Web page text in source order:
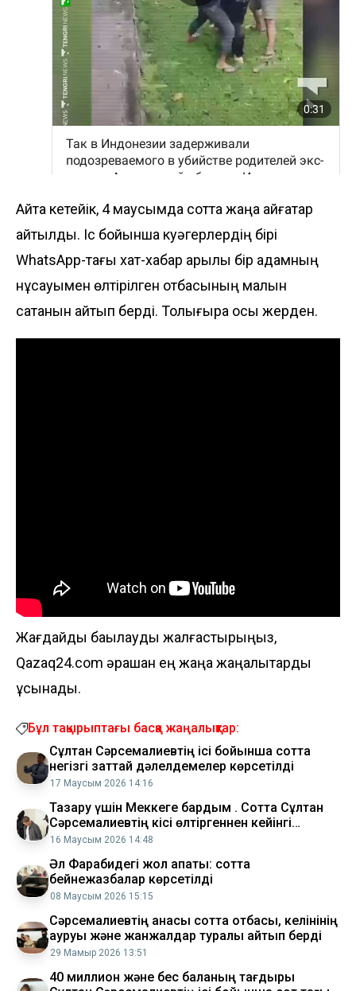
Айта кетейік, 4 маусымда сотта жаңа айғақтар
айтылды. Іс бойынша куәгерлердің бірі
WhatsApp-тағы хат-хабар арқылы бір адамның
нұсқауымен өлтірілген отбасының малын
сатқанын айтып берді. Толығырақ осы жерден.
Жағдайды бақылауды жалғастырыңыз,
Qazaq24.com әрқашан ең жаңа жаңалықтарды
ұсынады.
Бұл тақырыптағы басқа жаңалықтар:
Сұлтан Сәрсемалиевтің ісі бойынша сотта
негізгі заттай дәлелдемелер көрсетілді
17 Маусым 2026 14:16
Тазару үшін Меккеге бардым . Сотта Сұлтан
Сәрсемалиевтің кісі өлтіргеннен кейінгі
бағыты ашылды
16 Маусым 2026 14:48
Әл Фарабидегі жол апаты: сотта
бейнежазбалар көрсетілді
08 Маусым 2026 15:15
Сәрсемалиевтің анасы сотта отбасы, келінінің
ауруы және жанжалдар туралы айтып берді
29 Мамыр 2026 13:51
40 миллион және бес баланың тағдыры